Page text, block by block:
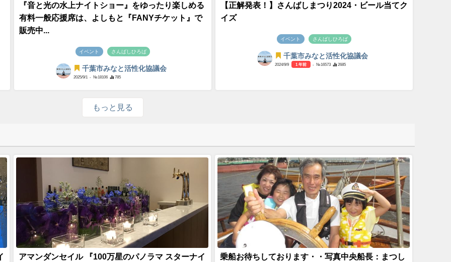
『音と光の水上ナイトショー』をゆったり楽しめる
有料一般応援席は、よしもと『FANYチケット』で
販売中...
イベント さんばしひろば
千葉市みなと活性化協議会
2025/9/1 - №18106 785
【正解発表！】さんばしまつり2024・ビール当てク
イズ
イベント さんばしひろば
千葉市みなと活性化協議会
2024/9/9 1 年前 - №16573 2685
もっと見る
アマンダンセイル 『100万星のパノラマ スターナイ
乗船お待ちしております・・写真中央船長：まつし